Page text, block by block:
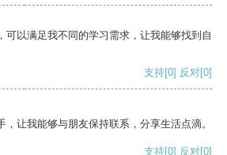
可以满足我不同的学习需求，让我能够找到自
支持[0] 反对[0]
让我能够与朋友保持联系，分享生活点滴。
支持[0] 反对[0]